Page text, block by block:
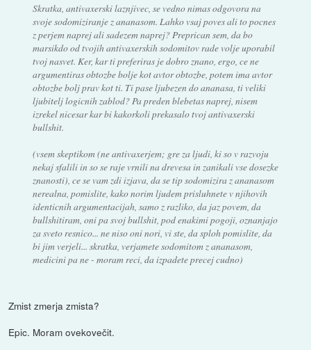
Skratka, antivaxerski laznjivec, se vedno nimas odgovora na
svoje sodomiziranje z ananasom. Lahko vsaj poves ali to pocnes
z perjem naprej ali sadezem naprej? Preprican sem, da bo
marsikdo od tvojih antivaxerskih sodomitov rade volje uporabil
tvoj nasvet. Ker, kar ti preferiras je dobro znano, ergo, ce ne
argumentiras obtozbe bolje kot avtor obtozbe, potem ima avtor
obtozbe bolj prav kot ti. Ti pase ljubezen do ananasa, ti veliki
ljubitelj logicnih zablod? Pa preden blebetas naprej, nisem
izrekel nicesar kar bi kakorkoli prekasalo tvoj antivaxerski
bullshit.
(vsem skeptikom (ne antivaxerjem; gre za ljudi, ki so v razvoju
nekaj sfalili in so se raje vrnili na drevesa in zanikali vse dosezke
znanosti), ce se vam zdi izjava, da se tip sodomizira z ananasom
nerealna, pomislite, kako norim ljudem prisluhnete v njihovih
identicnih argumentacijah, samo z razliko, da jaz povem, da
bullshitiram, oni pa svoj bullshit, pod enakimi pogoji, oznanjajo
za sveto resnico... ne niso oni nori, vi ste, da sploh pomislite, da
bi jim verjeli... skratka, verjamete sodomitom z ananasom,
medicini pa ne - moram reci, da izpadete precej cudno)
Zmist zmerja zmista?
Epic. Moram ovekovečit.